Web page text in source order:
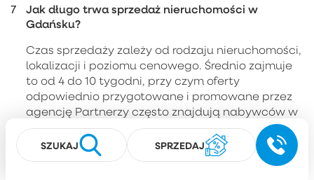
Jak długo trwa sprzedaż nieruchomości w
Gdańsku?
Czas sprzedaży zależy od rodzaju nieruchomości,
lokalizacji i poziomu cenowego. Średnio zajmuje
to od 4 do 10 tygodni, przy czym oferty
odpowiednio przygotowane i promowane przez
agencję Partnerzy często znajdują nabywców w
znacznie krótszym czasie.
Czy przy zakupie nieruchomości w Gdańsku
można liczyć na wsparcie kredytowe?
SZUKAJ SPRZEDAJ